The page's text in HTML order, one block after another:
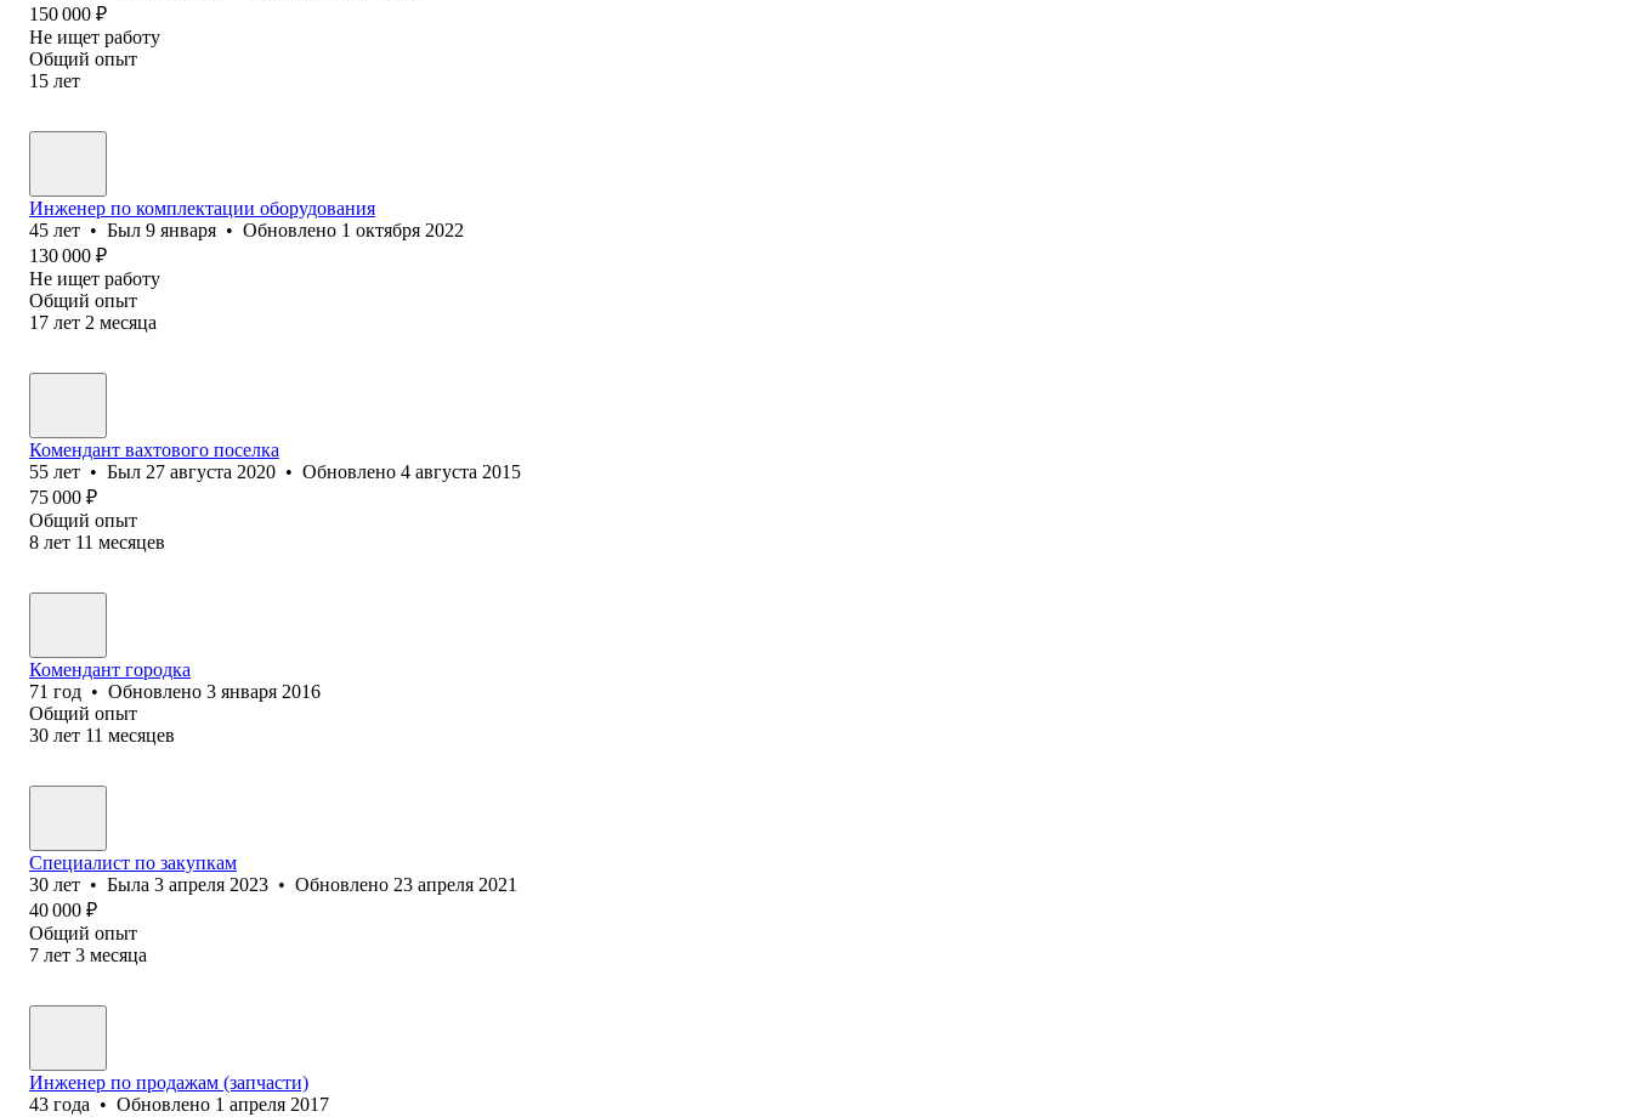
150 000 ₽
Не ищет работу
Общий опыт
15 лет
Инженер по комплектации оборудования
45 лет • Был 9 января • Обновлено 1 октября 2022
130 000 ₽
Не ищет работу
Общий опыт
17 лет 2 месяца
Комендант вахтового поселка
55 лет • Был 27 августа 2020 • Обновлено 4 августа 2015
75 000 ₽
Общий опыт
8 лет 11 месяцев
Комендант городка
71 год • Обновлено 3 января 2016
Общий опыт
30 лет 11 месяцев
Специалист по закупкам
30 лет • Была 3 апреля 2023 • Обновлено 23 апреля 2021
40 000 ₽
Общий опыт
7 лет 3 месяца
Инженер по продажам (запчасти)
43 года • Обновлено 1 апреля 2017